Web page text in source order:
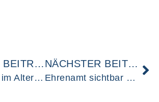
VORIGER BEITRAG
Einsamkeit im Alter: Neue Studie zeigt, was jetzt wirklich hilft
NÄCHSTER BEITRAG
Ehrenamt sichtbar machen: Fortbildung zur Öffentlichkeitsarbeit